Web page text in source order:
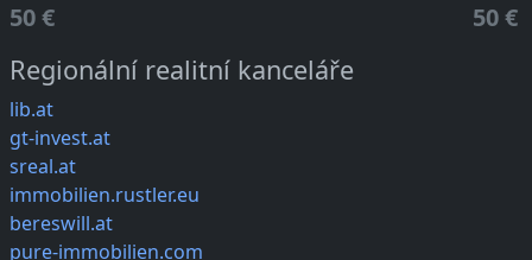
50 € 50 €
Regionální realitní kanceláře
lib.at
gt-invest.at
sreal.at
immobilien.rustler.eu
bereswill.at
pure-immobilien.com